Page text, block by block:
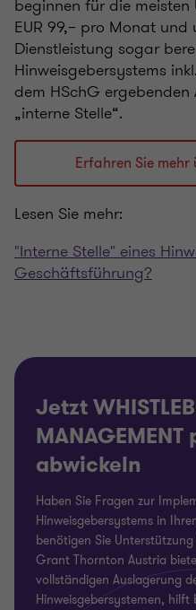
beginnen für die
EUR 99,– pro Monat
Dienstleistung sogar
Hinweisgebersystems
dem HSchG
„interne Stelle“.
Erfahren Sie mehr
Lesen Sie mehr:
"Interne Stelle" eines
Geschäftsführung?
Jetzt
abwickeln
Haben Sie Fragen zur
Hinweisgebersystems in
benötigen Sie
Grant Thornton Austria
vollständigen Auslagerung
Hinweisgebersystemen,